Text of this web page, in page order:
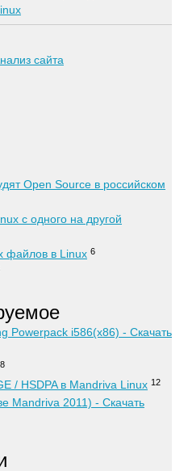
Open Source в российском
с одного на другой
файлов в Linux 6
Powerpack i586(x86) - Скачать
/ HSDPA в Mandriva Linux 12
Mandriva 2011) - Скачать